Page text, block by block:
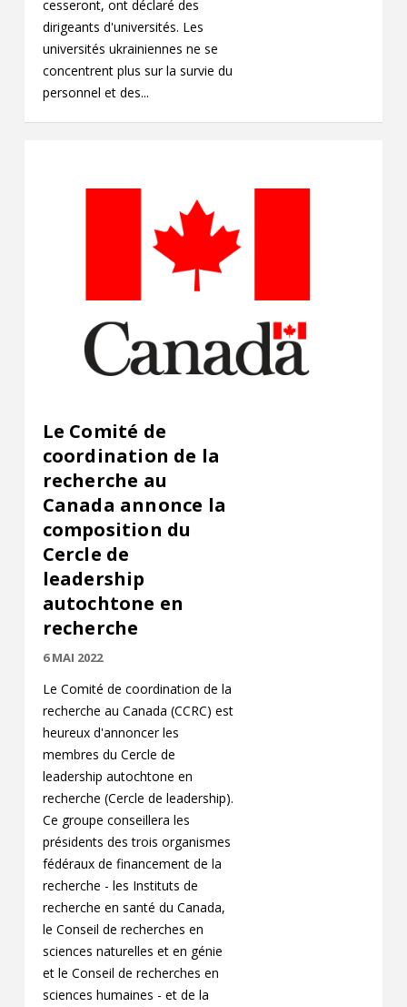
cesseront, ont déclaré des
dirigeants d'universités. Les
universités ukrainiennes ne se
concentrent plus sur la survie du
personnel et des...
Le Comité de
coordination de la
recherche au
Canada annonce la
composition du
Cercle de
leadership
autochtone en
recherche
6 MAI 2022
Le Comité de coordination de la
recherche au Canada (CCRC) est
heureux d'annoncer les
membres du Cercle de
leadership autochtone en
recherche (Cercle de leadership).
Ce groupe conseillera les
présidents des trois organismes
fédéraux de financement de la
recherche - les Instituts de
recherche en santé du Canada,
le Conseil de recherches en
sciences naturelles et en génie
et le Conseil de recherches en
sciences humaines - et de la